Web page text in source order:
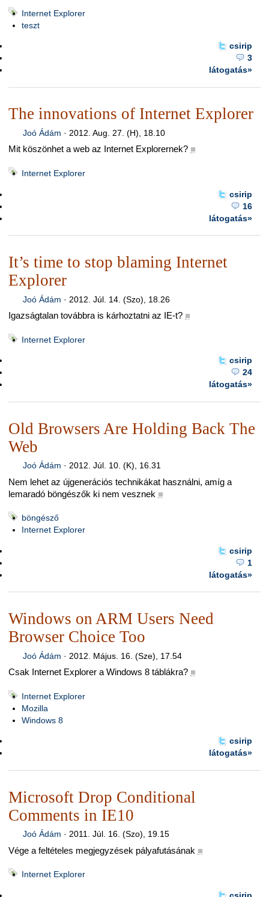
Internet Explorer
teszt
csirip
3
látogatás»
The innovations of Internet Explorer
Joó Ádám · 2012. Aug. 27. (H), 18.10
Mit köszönhet a web az Internet Explorernek? ■
Internet Explorer
csirip
16
látogatás»
It’s time to stop blaming Internet
Explorer
Joó Ádám · 2012. Júl. 14. (Szo), 18.26
Igazságtalan továbbra is kárhoztatni az IE-t? ■
Internet Explorer
csirip
24
látogatás»
Old Browsers Are Holding Back The
Web
Joó Ádám · 2012. Júl. 10. (K), 16.31
Nem lehet az újgenerációs technikákat használni, amíg a
lemaradó böngészők ki nem vesznek ■
böngésző
Internet Explorer
csirip
1
látogatás»
Windows on ARM Users Need
Browser Choice Too
Joó Ádám · 2012. Május. 16. (Sze), 17.54
Csak Internet Explorer a Windows 8 táblákra? ■
Internet Explorer
Mozilla
Windows 8
csirip
látogatás»
Microsoft Drop Conditional
Comments in IE10
Joó Ádám · 2011. Júl. 16. (Szo), 19.15
Vége a feltételes megjegyzések pályafutásának ■
Internet Explorer
csirip